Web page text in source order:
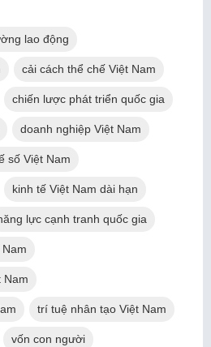
lao động
cải cách thể chế Việt Nam
chiến lược phát triển quốc gia
doanh nghiệp Việt Nam
số Việt Nam
kinh tế Việt Nam dài hạn
lực cạnh tranh quốc gia
Nam
trí tuệ nhân tạo Việt Nam
vốn con người